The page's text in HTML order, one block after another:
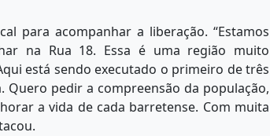
para acompanhar a liberação. “Estamos
na Rua 18. Essa é uma região muito
está sendo executado o primeiro de três
pedir a compreensão da população,
a vida de cada barretense. Com muita